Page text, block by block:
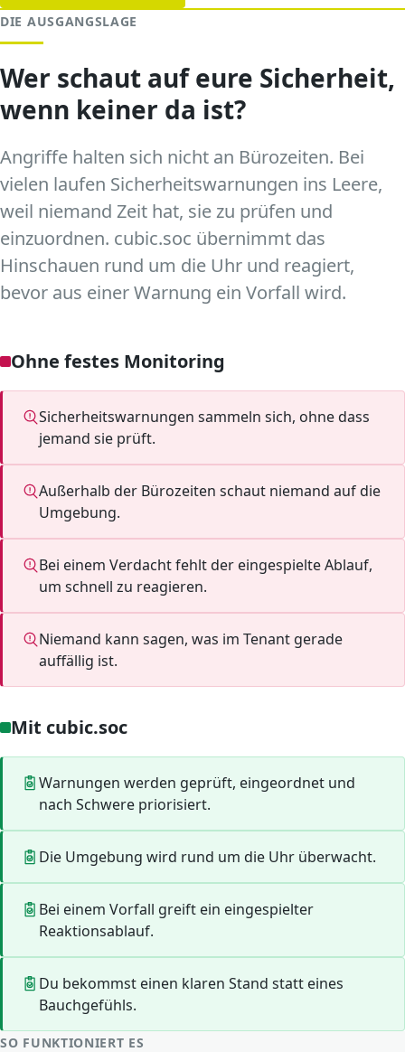
DIE AUSGANGSLAGE
Wer schaut auf eure Sicherheit,
wenn keiner da ist?
Angriffe halten sich nicht an Bürozeiten. Bei
vielen laufen Sicherheitswarnungen ins Leere,
weil niemand Zeit hat, sie zu prüfen und
einzuordnen. cubic.soc übernimmt das
Hinschauen rund um die Uhr und reagiert,
bevor aus einer Warnung ein Vorfall wird.
Ohne festes Monitoring
Sicherheitswarnungen sammeln sich, ohne dass
jemand sie prüft.
Außerhalb der Bürozeiten schaut niemand auf die
Umgebung.
Bei einem Verdacht fehlt der eingespielte Ablauf,
um schnell zu reagieren.
Niemand kann sagen, was im Tenant gerade
auffällig ist.
Mit cubic.soc
Warnungen werden geprüft, eingeordnet und
nach Schwere priorisiert.
Die Umgebung wird rund um die Uhr überwacht.
Bei einem Vorfall greift ein eingespielter
Reaktionsablauf.
Du bekommst einen klaren Stand statt eines
Bauchgefühls.
SO FUNKTIONIERT ES